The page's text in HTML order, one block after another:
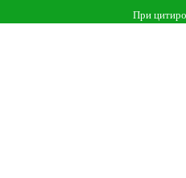
При